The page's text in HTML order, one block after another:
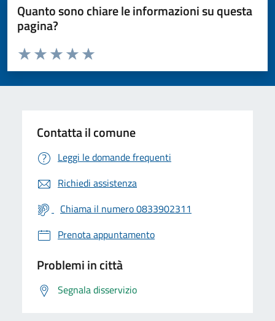
Quanto sono chiare le informazioni su questa
pagina?
Valuta da 1 a 5 stelle la pagina
Valuta 5 stelle su 5
Valuta 4 stelle su 5
Valuta 3 stelle su 5
Valuta 2 stelle su 5
Valuta 1 stelle su 5
Contatta il comune
Leggi le domande frequenti
Richiedi assistenza
Chiama il numero 0833902311
Prenota appuntamento
Problemi in città
Segnala disservizio